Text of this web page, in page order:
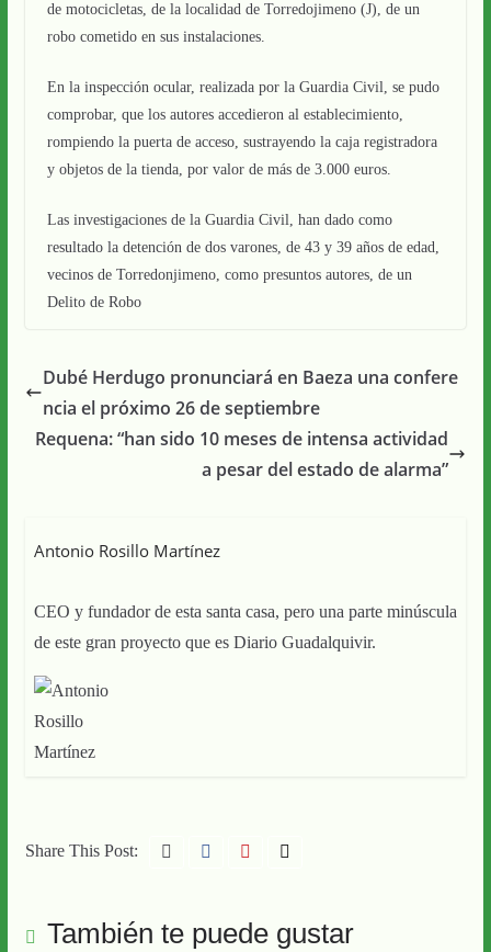
de motocicletas, de la localidad de Torredojimeno (J), de un
robo cometido en sus instalaciones.
En la inspección ocular, realizada por la Guardia Civil, se pudo
comprobar, que los autores accedieron al establecimiento,
rompiendo la puerta de acceso, sustrayendo la caja registradora
y objetos de la tienda, por valor de más de 3.000 euros.
Las investigaciones de la Guardia Civil, han dado como
resultado la detención de dos varones, de 43 y 39 años de edad,
vecinos de Torredonjimeno, como presuntos autores, de un
Delito de Robo
Dubé Herdugo pronunciará en Baeza una confere
ncia el próximo 26 de septiembre
Requena: “han sido 10 meses de intensa actividad
a pesar del estado de alarma”
Antonio Rosillo Martínez
CEO y fundador de esta santa casa, pero una parte minúscula
de este gran proyecto que es Diario Guadalquivir.
Share This Post:
También te puede gustar